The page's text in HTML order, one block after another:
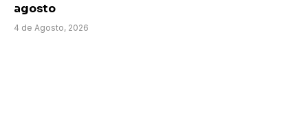
agosto
4 de Agosto, 2026